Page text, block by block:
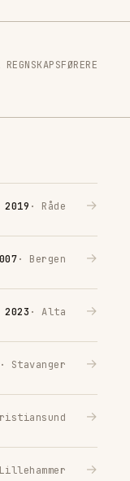
REGNSKAPSFØRERE
2019 · Råde →
· Bergen →
2023 · Alta →
· Stavanger →
→
→